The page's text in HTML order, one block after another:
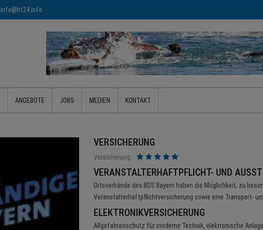
info@ht24.info
ANGEBOTE JOBS MEDIEN KONTAKT
VERSICHERUNG
Versicherung
VERANSTALTERHAFTPFLICHT- UND
Ortsverbände des BDS Bayern haben die Möglichkeit, zu
Veranstalterhaftpflichtversicherung sowie eine Transport-
ELEKTRONIKVERSICHERUNG
Allgefahrenschutz für moderne Technik, elektronische